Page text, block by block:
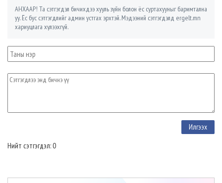
АНХААР! Та сэтгэгдэл бичихдээ хууль зүйн болон ёс суртахууныг баримтална
уу. Ёс бус сэтгэгдлийг админ устгах эрхтэй. Мэдээний сэтгэгдэлд ergelt.mn
хариуцлага хүлээхгүй.
Нийт сэтгэгдэл: 0